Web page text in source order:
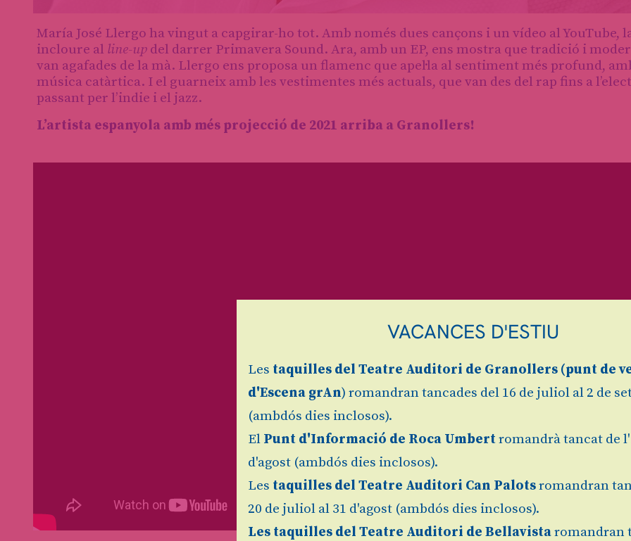
María José Llergo ha vingut a capgirar-ho tot. Amb només dues cançons i un vídeo al YouTube,
incloure al line-up del darrer Primavera Sound. Ara, amb un EP, ens mostra que tradició i
van agafades de la mà. Llergo ens proposa un flamenc que apel·la al sentiment més profund,
música catàrtica. I el guarneix amb les vestimentes més actuals, que van des del rap fins a
passant per l’indie i el jazz.
L’artista espanyola amb més projecció de 2021 arriba a Granollers!
VACANCES D'ESTIU
Les taquilles del Teatre Auditori de Granollers (punt de
d'Escena grAn) romandran tancades del 16 de juliol al 2 de
(ambdós dies inclosos).
El Punt d'Informació de Roca Umbertromandrà tancat de
d'agost (ambdós dies inclosos).
Les taquilles del Teatre Auditori Can Palotsromandran
20 de juliol al 31 d'agost (ambdós dies inclosos).
Les taquilles del Teatre Auditori de Bellavistaromandran